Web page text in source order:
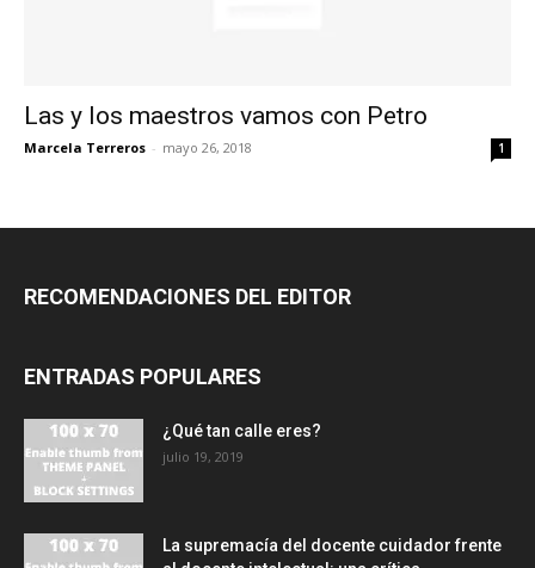
Las y los maestros vamos con Petro
Marcela Terreros - mayo 26, 2018 1
RECOMENDACIONES DEL EDITOR
ENTRADAS POPULARES
¿Qué tan calle eres?
julio 19, 2019
La supremacía del docente cuidador frente